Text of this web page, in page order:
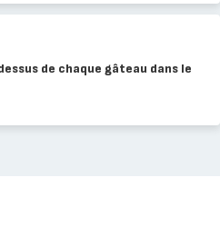
de chaque gâteau dans le